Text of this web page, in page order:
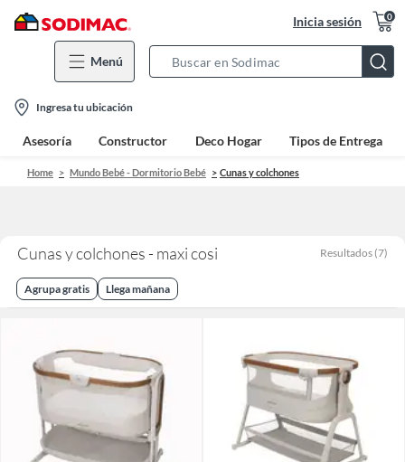
Inicia sesión 0
Menú
Bar
location-
icon
Ingresa tu ubicación
Asesoría Constructor Deco Hogar Tipos de Entrega
Home Mundo Bebé - Dormitorio Bebé Cunas y colchones
Cunas y colchones - maxi cosi Resultados (7)
Agrupa gratis Llega mañana